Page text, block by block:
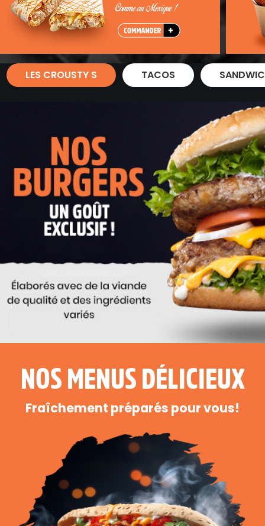
Zones de Livraison
LES CROUSTY S TACOS
NOS MENUS DÉLICIEUX
Fraîchement préparés pour vous!